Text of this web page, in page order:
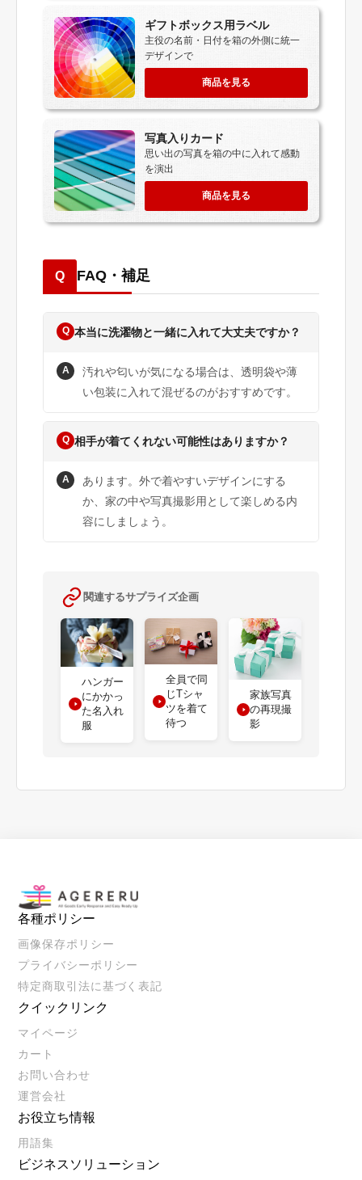
ギフトボックス用ラベル
主役の名前・日付を箱の外側に統一
デザインで
商品を見る
写真入りカード
思い出の写真を箱の中に入れて感動
を演出
商品を見る
Q FAQ・補足
Q 本当に洗濯物と一緒に入れて大丈夫ですか？
A
汚れや匂いが気になる場合は、透明袋や薄
い包装に入れて混ぜるのがおすすめです。
Q 相手が着てくれない可能性はありますか？
A
あります。外で着やすいデザインにする
か、家の中や写真撮影用として楽しめる内
容にしましょう。
関連するサプライズ企画
ハンガー
にかかっ
た名入れ
服
全員で同
じTシャ
ツを着て
待つ
家族写真
の再現撮
影
各種ポリシー
画像保存ポリシー
プライバシーポリシー
特定商取引法に基づく表記
クイックリンク
マイページ
カート
お問い合わせ
運営会社
お役立ち情報
用語集
ビジネスソリューション